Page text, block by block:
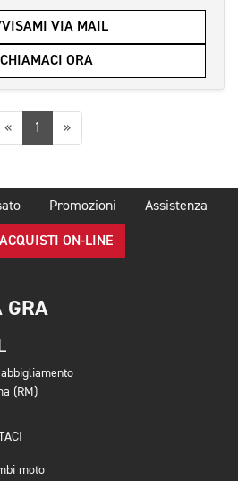
VIA MAIL
CHIAMACI ORA
«Precedente
1 »Successiva
Promozioni Assistenza
ON-LINE
GRA
(RM)
moto